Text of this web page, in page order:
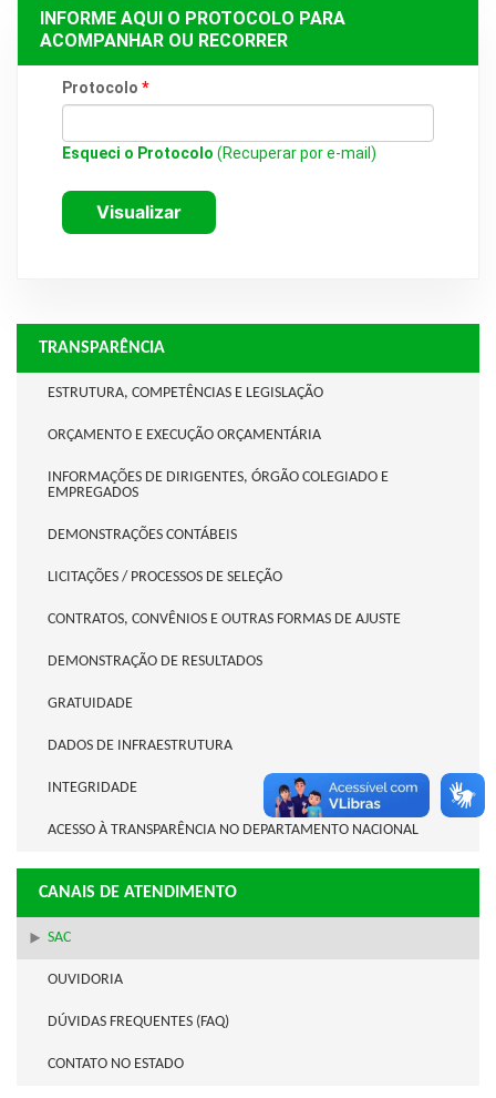
INFORME AQUI O PROTOCOLO PARA
ACOMPANHAR OU RECORRER
Protocolo *
Esqueci o Protocolo (Recuperar por e-mail)
TRANSPARÊNCIA
ESTRUTURA, COMPETÊNCIAS E LEGISLAÇÃO
ORÇAMENTO E EXECUÇÃO ORÇAMENTÁRIA
INFORMAÇÕES DE DIRIGENTES, ÓRGÃO COLEGIADO E
EMPREGADOS
DEMONSTRAÇÕES CONTÁBEIS
LICITAÇÕES / PROCESSOS DE SELEÇÃO
CONTRATOS, CONVÊNIOS E OUTRAS FORMAS DE AJUSTE
DEMONSTRAÇÃO DE RESULTADOS
GRATUIDADE
DADOS DE INFRAESTRUTURA
INTEGRIDADE
ACESSO À TRANSPARÊNCIA NO DEPARTAMENTO NACIONAL
CANAIS DE ATENDIMENTO
SAC
OUVIDORIA
DÚVIDAS FREQUENTES (FAQ)
CONTATO NO ESTADO